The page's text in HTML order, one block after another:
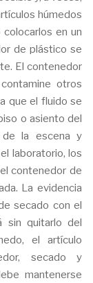
húmedos
en un
de plástico se
El contenedor
otros
que el fluido se
o asiento del
de la escena y
laboratorio, los
contenedor de
La evidencia
secado con el
sin quitarlo del
el artículo
secado y
mantenerse